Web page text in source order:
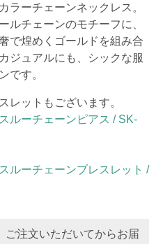
ラーチェーンネックレス。
ルチェーンのモチーフに、
で煌めくゴールドを組み合
ジュアルにも、シックな服
です。
レットもございます。
ルーチェーンピアス / SK-
ルーチェーンブレスレット /
ご注文いただいてからお届